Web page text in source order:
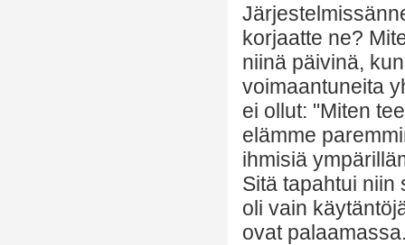
korjaatte ne?
niinä päivinä,
voimaantuneita
ei ollut: "Miten
elämme
ihmisiä
Sitä tapahtui niin
oli vain
ovat